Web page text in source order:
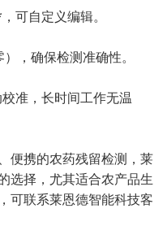
自定义编辑。
，确保检测准确性。
准，长时间工作无温
携的农药残留检测，莱
选择，尤其适合农产品生
可联系莱恩德智能科技客